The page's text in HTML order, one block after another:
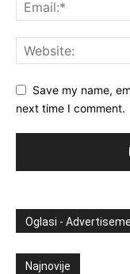
Save my name,
next time I comment.
Oglasi -
Najnovije